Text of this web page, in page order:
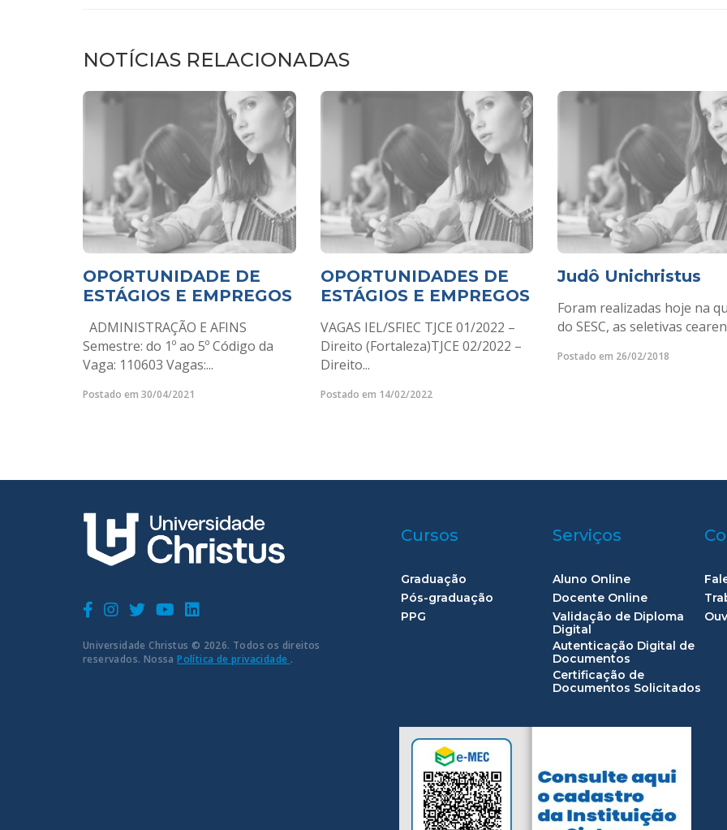
NOTÍCIAS RELACIONADAS
OPORTUNIDADE DE
ESTÁGIOS E EMPREGOS
ADMINISTRAÇÃO E AFINS
Semestre: do 1º ao 5º Código da
Vaga: 110603 Vagas:...
Postado em 30/04/2021
OPORTUNIDADES DE
ESTÁGIOS E EMPREGOS
VAGAS IEL/SFIEC TJCE 01/2022 –
Direito (Fortaleza)TJCE 02/2022 –
Direito...
Postado em 14/02/2022
Judô Unichristus
Foram realizadas hoje na
do SESC, as seletivas
Postado em 26/02/2018
Universidade Christus © 2026. Todos os direitos
reservados. NossaPolítica de privacidade .
Cursos
Graduação
Pós-graduação
PPG
Serviços
Aluno Online
Docente Online
Validação de Diploma
Digital
Autenticação Digital de
Documentos
Certificação de
Documentos Solicitados